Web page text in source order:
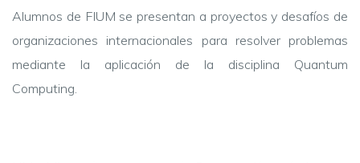
Alumnos de FIUM se presentan a proyectos y desafíos de
organizaciones internacionales para resolver problemas
mediante la aplicación de la disciplina Quantum
Computing.